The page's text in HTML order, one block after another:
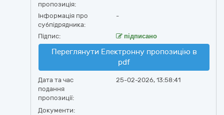
пропозиція:
Інформація про
субпідрядника:
-
Підпис: підписано
Переглянути Електронну пропозицію в
pdf
Дата та час
подання
пропозиції:
25-02-2026, 13:58:41
Документи: